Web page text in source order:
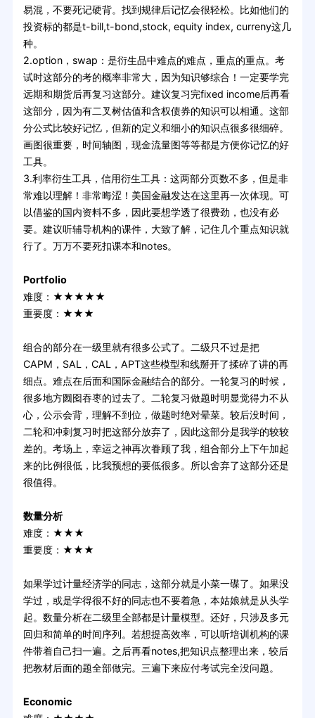
易混，不要死记硬背。找到规律后记忆会很轻松。比如他们的
投资标的都是t-bill,t-bond,stock, equity index, curreny这几
种。
2.option，swap：是衍生品中难点的难点，重点的重点。考
试时这部分的考的概率非常大，因为知识够综合！一定要学完
远期和期货后再复习这部分。建议复习完fixed income后再看
这部分，因为有二叉树估值和含权债券的知识可以相通。这部
分公式比较好记忆，但新的定义和细小的知识点很多很细碎。
画图很重要，时间轴图，现金流量图等等都是方便你记忆的好
工具。
3.利率衍生工具，信用衍生工具：这两部分页数不多，但是非
常难以理解！非常晦涩！美国金融发达在这里再一次体现。可
以借鉴的国内资料不多，因此要想学透了很费劲，也没有必
要。建议听辅导机构的课件，大致了解，记住几个重点知识就
行了。万万不要死扣课本和notes。
Portfolio
难度：★★★★★
重要度：★★★
组合的部分在一级里就有很多公式了。二级只不过是把
CAPM，SAL，CAL，APT这些模型和线掰开了揉碎了讲的再
细点。难点在后面和国际金融结合的部分。一轮复习的时候，
很多地方囫囵吞枣的过去了。二轮复习做题时明显觉得力不从
心，公示会背，理解不到位，做题时绝对晕菜。较后没时间，
二轮和冲刺复习时把这部分放弃了，因此这部分是我学的较较
差的。考场上，幸运之神再次眷顾了我，组合部分上下午加起
来的比例很低，比我预想的要低很多。所以舍弃了这部分还是
很值得。
数量分析
难度：★★★
重要度：★★★
如果学过计量经济学的同志，这部分就是小菜一碟了。如果没
学过，或是学得很不好的同志也不要着急，本姑娘就是从头学
起。数量分析在二级里全部都是计量模型。还好，只涉及多元
回归和简单的时间序列。若想提高效率，可以听培训机构的课
件带着自己扫一遍。之后再看notes,把知识点整理出来，较后
把教材后面的题全部做完。三遍下来应付考试完全没问题。
Economic